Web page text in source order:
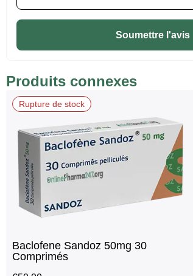
Soumettre l'avis
Produits connexes
Rupture de stock
Baclofene Sandoz 50mg 30
Comprimés